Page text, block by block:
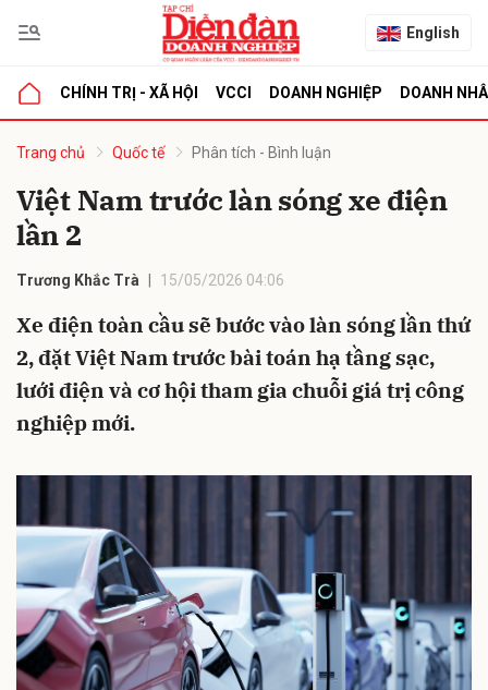
English
CHÍNH TRỊ - XÃ HỘI VCCI DOANH NGHIỆP DOANH
Trang chủ Quốc tế Phân tích - Bình luận
Việt Nam trước làn sóng xe điện
lần 2
Trương Khắc Trà 15/05/2026 04:06
Xe điện toàn cầu sẽ bước vào làn sóng lần thứ
2, đặt Việt Nam trước bài toán hạ tầng sạc,
lưới điện và cơ hội tham gia chuỗi giá trị công
nghiệp mới.
luận
Hủy